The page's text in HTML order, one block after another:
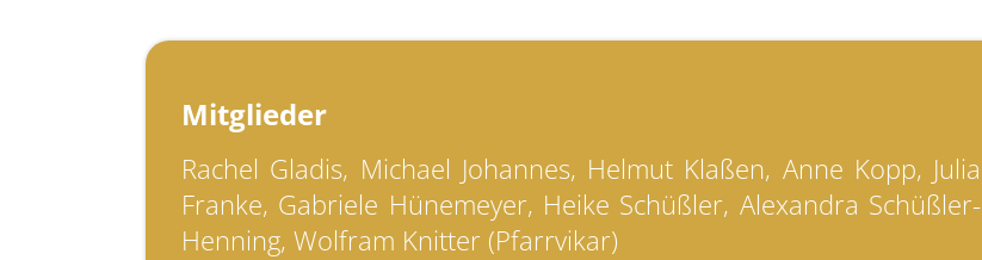
Mitglieder
Rachel Gladis, Michael Johannes, Helmut Klaßen, Anne Kopp, Julia
Franke, Gabriele Hünemeyer, Heike Schüßler, Alexandra Schüßler-
Henning, Wolfram Knitter (Pfarrvikar)